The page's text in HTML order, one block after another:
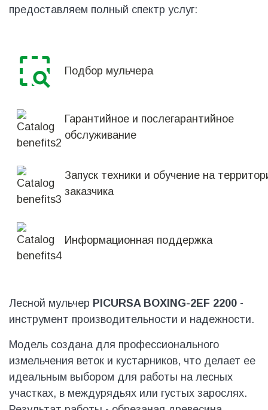
предоставляем полный спектр услуг:
Подбор мульчера
Гарантийное и послегарантийное
обслуживание
Запуск техники и обучение на
заказчика
Информационная поддержка
Лесной мульчер PICURSA BOXING-2EF 2200 -
инструмент производительности и надежности.
Модель создана для профессионального
измельчения веток и кустарников, что делает ее
идеальным выбором для работы на лесных
участках, в междурядьях или густых зарослях.